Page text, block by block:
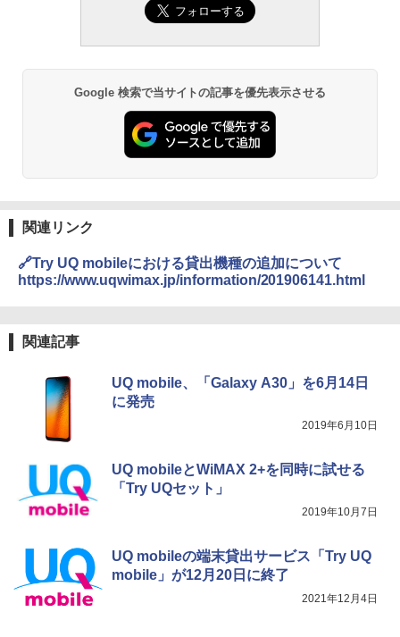
Google 検索で当サイトの記事を優先表示させる
関連リンク
🔗Try UQ mobileにおける貸出機種の追加について
https://www.uqwimax.jp/information/201906141.html
関連記事
UQ mobile、「Galaxy A30」を6月14日
に発売
2019年6月10日
UQ mobileとWiMAX 2+を同時に試せる
「Try UQセット」
2019年10月7日
UQ mobileの端末貸出サービス「Try UQ
mobile」が12月20日に終了
2021年12月4日